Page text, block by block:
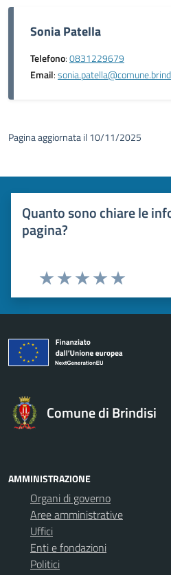
Sonia Patella
Telefono:0831229679
Email:
Pagina aggiornata il 10/11/2025
Quanto sono chiare le
pagina?
Valuta 5
Valuta 4 stelle
Valuta 3 stelle su 5
Valuta 2 stelle su 5
Valuta 1 stelle su 5
Comune di Brindisi
AMMINISTRAZIONE
Organi di governo
Aree amministrative
Uffici
Enti e fondazioni
Politici